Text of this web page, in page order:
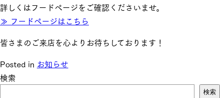
詳しくはフードページをご確認くださいませ。
≫ フードページはこちら
皆さまのご来店を心よりお待ちしております！
Posted in お知らせ
検索
検索